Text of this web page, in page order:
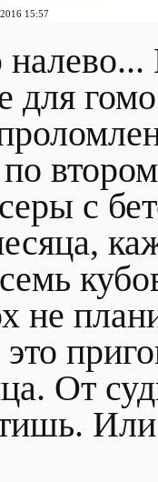
15:57
для
с
не
От